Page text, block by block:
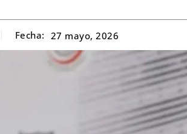
Fecha: 27 mayo, 2026